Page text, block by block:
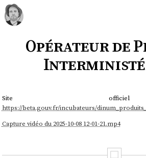
Opérateur de
Site
https://beta.gouv.fr/incubateurs/
Capture vidéo du 2025-10-08 12-01-21.mp4